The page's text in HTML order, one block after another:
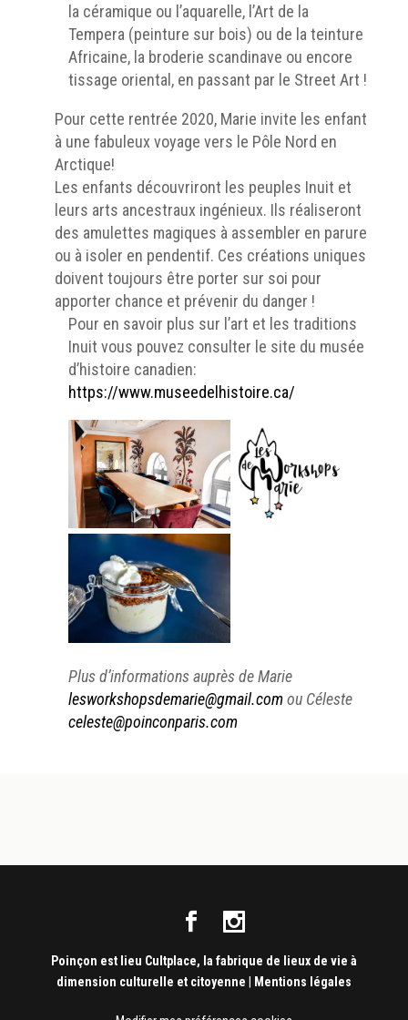
la céramique ou l’aquarelle, l’Art de la
Tempera (peinture sur bois) ou de la teinture
Africaine, la broderie scandinave ou encore
tissage oriental, en passant par le Street Art !
Pour cette rentrée 2020, Marie invite les enfants
à une fabuleux voyage vers le Pôle Nord en
Arctique!
Les enfants découvriront les peuples Inuit et
leurs arts ancestraux ingénieux. Ils réaliseront
des amulettes magiques à assembler en parure
ou à isoler en pendentif. Ces créations uniques
doivent toujours être porter sur soi pour
apporter chance et prévenir du danger !
Pour en savoir plus sur l’art et les traditions
Inuit vous pouvez consulter le site du musée
d’histoire canadien:
https://www.museedelhistoire.ca/
Plus d’informations auprès de Marie
lesworkshopsdemarie@gmail.comou Céleste
celeste@poinconparis.com
Poinçon est lieu Cultplace, la fabrique de lieux de vie à
dimension culturelle et citoyenne | Mentions légales